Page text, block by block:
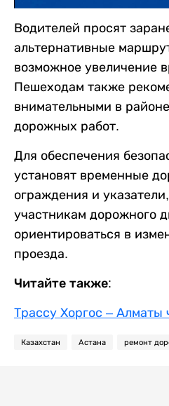
Водителей просят
альтернативные
возможное увеличение
Пешеходам также
внимательными в
дорожных работ.
Для обеспечения
установят временные
ограждения и
участникам дорожного
ориентироваться в
проезда.
Читайте также:
Трассу Хоргос – Алматы
Казахстан Астана ремонт